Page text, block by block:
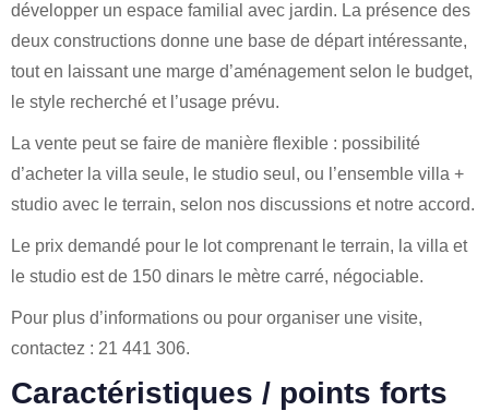
développer un espace familial avec jardin. La présence des
deux constructions donne une base de départ intéressante,
tout en laissant une marge d’aménagement selon le budget,
le style recherché et l’usage prévu.
La vente peut se faire de manière flexible : possibilité
d’acheter la villa seule, le studio seul, ou l’ensemble villa +
studio avec le terrain, selon nos discussions et notre accord.
Le prix demandé pour le lot comprenant le terrain, la villa et
le studio est de 150 dinars le mètre carré, négociable.
Pour plus d’informations ou pour organiser une visite,
contactez : 21 441 306.
Caractéristiques / points forts